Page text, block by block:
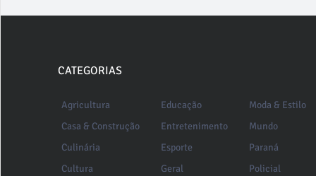
CATEGORIAS
Agricultura
Casa & Construção
Culinária
Cultura
Educação
Entretenimento
Esporte
Geral
Moda & Estilo
Mundo
Paraná
Policial